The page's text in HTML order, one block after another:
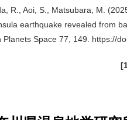
R., Aoi, S., Matsubara, M.
earthquake revealed from
Planets Space 77, 149. https://